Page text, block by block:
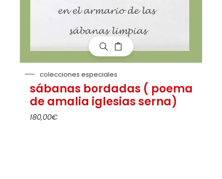
colecciones especiales
sábanas bordadas ( poema
de amalia iglesias serna)
180,00€